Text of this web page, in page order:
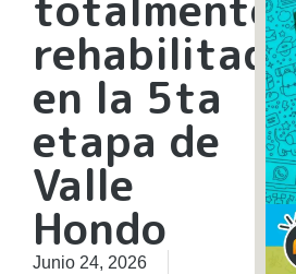
rehabilitada
en la 5ta
etapa de
Valle
Hondo
Junio 24, 2026